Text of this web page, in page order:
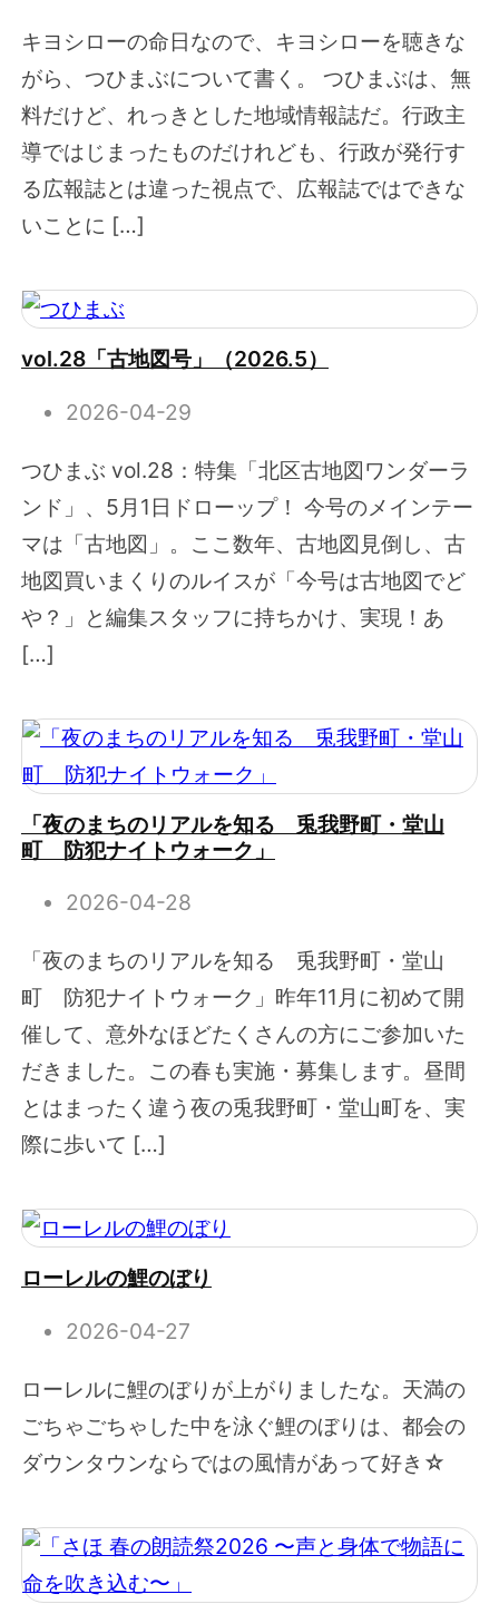
キヨシローの命日なので、キヨシローを聴きな
がら、つひまぶについて書く。 つひまぶは、無
料だけど、れっきとした地域情報誌だ。行政主
導ではじまったものだけれども、行政が発行す
る広報誌とは違った視点で、広報誌ではできな
いことに […]
vol.28「古地図号」（2026.5）
2026-04-29
つひまぶ vol.28：特集「北区古地図ワンダーラ
ンド」、5月1日ドローップ！ 今号のメインテー
マは「古地図」。ここ数年、古地図見倒し、古
地図買いまくりのルイスが「今号は古地図でど
や？」と編集スタッフに持ちかけ、実現！あ
[…]
「夜のまちのリアルを知る 兎我野町・堂山
町 防犯ナイトウォーク」
2026-04-28
「夜のまちのリアルを知る 兎我野町・堂山
町 防犯ナイトウォーク」昨年11月に初めて開
催して、意外なほどたくさんの方にご参加いた
だきました。この春も実施・募集します。昼間
とはまったく違う夜の兎我野町・堂山町を、実
際に歩いて […]
ローレルの鯉のぼり
2026-04-27
ローレルに鯉のぼりが上がりましたな。天満の
ごちゃごちゃした中を泳ぐ鯉のぼりは、都会の
ダウンタウンならではの風情があって好き☆